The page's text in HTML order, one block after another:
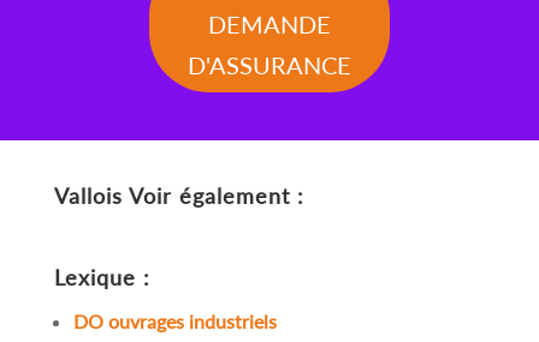
DEMANDE
D'ASSURANCE
Vallois Voir également :
Lexique :
DO ouvrages industriels